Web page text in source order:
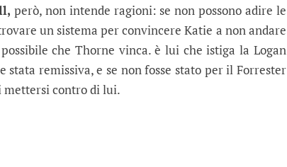
però, non intende ragioni: se non possono adire le
un sistema per convincere Katie a non andare
che Thorne vinca. è lui che istiga la Logan
stata remissiva, e se non fosse stato per il Forrester
mettersi contro di lui.